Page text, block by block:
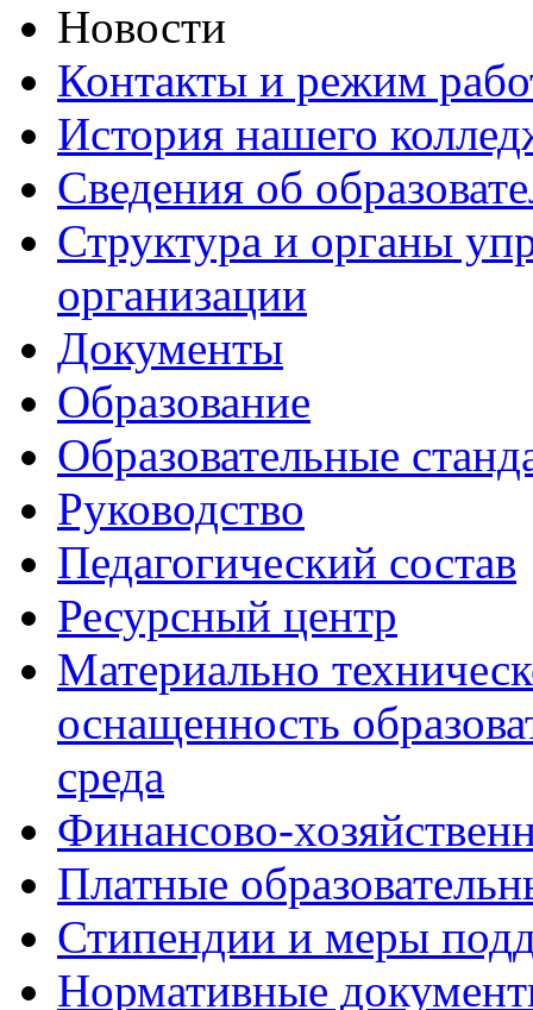
Новости
Контакты и режим
История нашего
Сведения об
Структура и органы
организации
Документы
Образование
Образовательные
Руководство
Педагогический состав
Ресурсный центр
Материально
оснащенность
среда
Финансово-
Платные
Стипендии и меры
Нормативные